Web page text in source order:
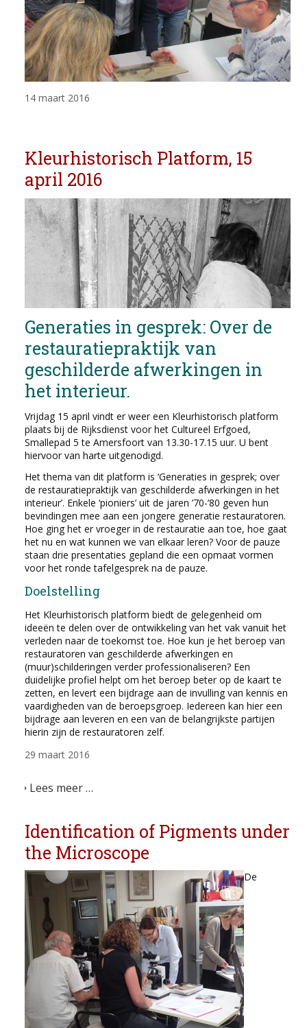
14 maart 2016
Kleurhistorisch Platform, 15
april 2016
Generaties in gesprek: Over de
restauratiepraktijk van
geschilderde afwerkingen in
het interieur.
Vrijdag 15 april vindt er weer een Kleurhistorisch platform
plaats bij de Rijksdienst voor het Cultureel Erfgoed,
Smallepad 5 te Amersfoort van 13.30-17.15 uur. U bent
hiervoor van harte uitgenodigd.
Het thema van dit platform is ‘Generaties in gesprek; over
de restauratiepraktijk van geschilderde afwerkingen in het
interieur’. Enkele ‘pioniers’ uit de jaren ’70-’80 geven hun
bevindingen mee aan een jongere generatie restauratoren.
Hoe ging het er vroeger in de restauratie aan toe, hoe gaat
het nu en wat kunnen we van elkaar leren? Voor de pauze
staan drie presentaties gepland die een opmaat vormen
voor het ronde tafelgesprek na de pauze.
Doelstelling
Het Kleurhistorisch platform biedt de gelegenheid om
ideeën te delen over de ontwikkeling van het vak vanuit het
verleden naar de toekomst toe. Hoe kun je het beroep van
restauratoren van geschilderde afwerkingen en
(muur)schilderingen verder professionaliseren? Een
duidelijke profiel helpt om het beroep beter op de kaart te
zetten, en levert een bijdrage aan de invulling van kennis en
vaardigheden van de beroepsgroep. Iedereen kan hier een
bijdrage aan leveren en een van de belangrijkste partijen
hierin zijn de restauratoren zelf.
29 maart 2016
Lees meer …
Identification of Pigments under
the Microscope
De